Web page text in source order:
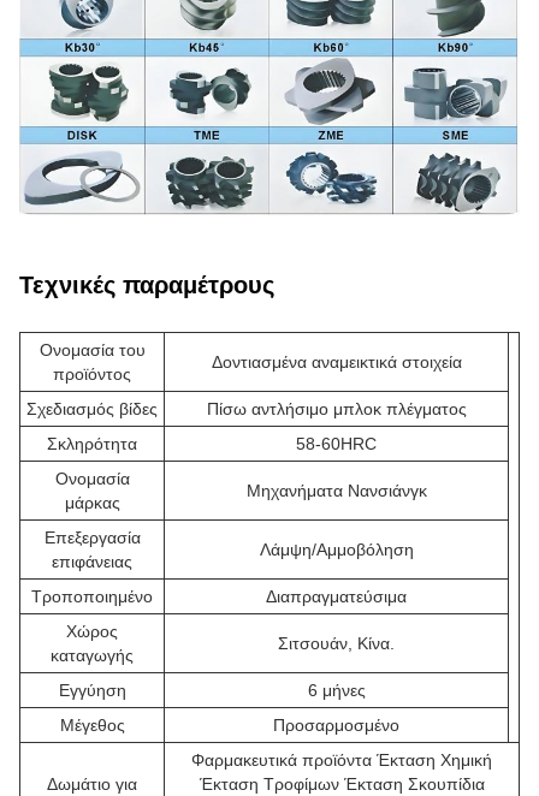
Τεχνικές παραμέτρους
Ονομασία του
προϊόντος
Δοντιασμένα αναμεικτικά στοιχεία
Σχεδιασμός βίδες
Πίσω αντλήσιμο μπλοκ πλέγματος
Σκληρότητα
58-60HRC
Ονομασία
μάρκας
Μηχανήματα Νανσιάνγκ
Επεξεργασία
επιφάνειας
Λάμψη/Αμμοβόληση
Τροποποιημένο
Διαπραγματεύσιμα
Χώρος
καταγωγής
Σιτσουάν, Κίνα.
Εγγύηση
6 μήνες
Μέγεθος
Προσαρμοσμένο
Δωμάτιο για
Φαρμακευτικά προϊόντα Έκταση Χημική
Έκταση Τροφίμων Έκταση Σκουπίδια